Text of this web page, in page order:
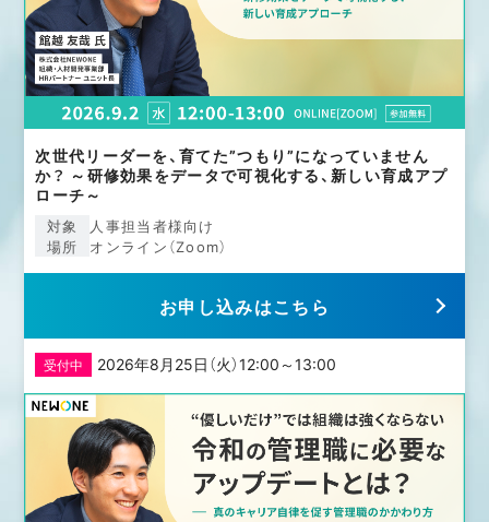
次世代リーダーを、育てた”つもり”になっていません
か？ ～研修効果をデータで可視化する、新しい育成アプ
ローチ～
対象
⼈事担当者様向け
場所
オンライン（Zoom）
お申し込みはこちら
受付中 2026年8月25日（火）12:00～13:00